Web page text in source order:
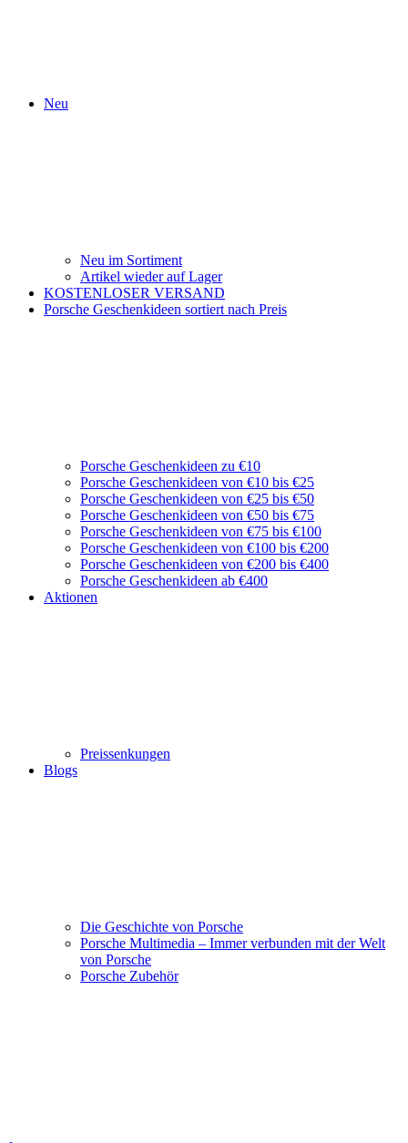
Neu
Neu im Sortiment
Artikel wieder auf Lager
KOSTENLOSER VERSAND
Porsche Geschenkideen sortiert nach Preis
Porsche Geschenkideen zu €10
Porsche Geschenkideen von €10 bis €25
Porsche Geschenkideen von €25 bis €50
Porsche Geschenkideen von €50 bis €75
Porsche Geschenkideen von €75 bis €100
Porsche Geschenkideen von €100 bis €200
Porsche Geschenkideen von €200 bis €400
Porsche Geschenkideen ab €400
Aktionen
Preissenkungen
Blogs
Die Geschichte von Porsche
Porsche Multimedia – Immer verbunden mit der Welt
von Porsche
Porsche Zubehör